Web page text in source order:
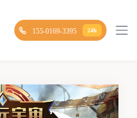
155-0169-3395 24h